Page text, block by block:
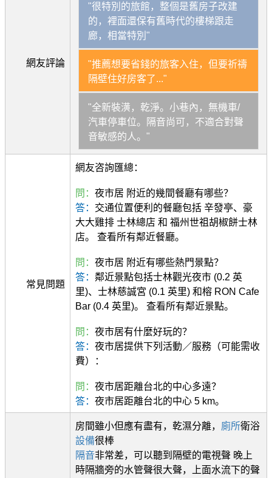
網友評論
"很特別的旅館，整個是舊房子改建
的，裡面還保有舊時代的樓梯跟走
廊，相當特別"
"推薦想要省錢的旅客入住，但要祈禱
隔壁住好房客了..."
"全新裝潢，乾淨。小巷內，無機車/
汽車停車位。隔音尚可，不適合對聲
音敏感的人。"
常見問題
網友咨詢匯總：
問： 夜市居 附近的幾間餐廳有哪些？
答： 交通位置便利的餐廳包括 辛發亭、豪
大大雞排 士林總店 和 福州世祖胡椒餅士林
店。 查看所有鄰近餐廳。
問： 夜市居 附近有哪些熱門景點？
答： 鄰近景點包括士林觀光夜市 (0.2 英
里)、士林慈誠宮 (0.1 英里) 和榕 RON Cafe
Bar (0.4 英里)。 查看所有鄰近景點。
問： 夜市居有什麼好玩的？
答： 夜市居提供下列活動／服務（可能需收
費）：
問： 夜市居距離台北的中心多遠？
答： 夜市居距離台北的中心 5 km。
房間雖小但應有盡有，乾濕分離， 廁所衛浴
設備很棒
隔音非常差，可以聽到隔壁的電視聲 晚上
時隔牆旁的水管聲很大聲，上面水流下的聲